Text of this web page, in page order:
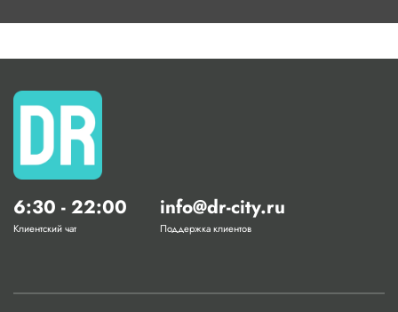
6:30 - 22:00
Клиентский чат
info@dr-city.ru
Поддержка клиентов